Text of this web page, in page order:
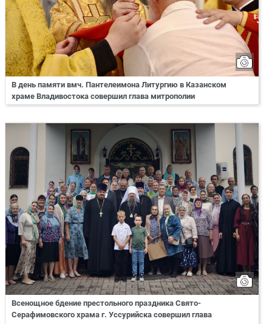
В день памяти вмч. Пантелеимона Литургию в Казанском
храме Владивостока совершил глава митрополии
Всенощное бдение престольного праздника Свято-
Серафимовского храма г. Уссурийска совершил глава